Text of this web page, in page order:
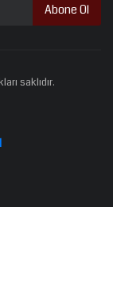
Abone Ol
saklıdır.